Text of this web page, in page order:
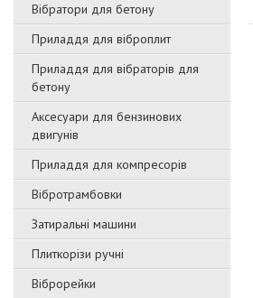
Вібратори для бетону
Приладдя для віброплит
Приладдя для вібраторів для
бетону
Аксесуари для бензинових
двигунів
Приладдя для компресорів
Вібротрамбовки
Затиральні машини
Плиткорізи ручні
Віброрейки